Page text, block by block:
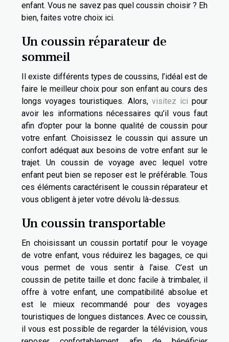
enfant. Vous ne savez pas quel coussin choisir ? Eh
bien, faites votre choix ici.
Un coussin réparateur de
sommeil
Il existe différents types de coussins, l’idéal est de
faire le meilleur choix pour son enfant au cours des
longs voyages touristiques. Alors, visitez ici pour
avoir les informations nécessaires qu’il vous faut
afin d’opter pour la bonne qualité de coussin pour
votre enfant. Choisissez le coussin qui assure un
confort adéquat aux besoins de votre enfant sur le
trajet. Un coussin de voyage avec lequel votre
enfant peut bien se reposer est le préférable. Tous
ces éléments caractérisent le coussin réparateur et
vous obligent à jeter votre dévolu là-dessus.
Un coussin transportable
En choisissant un coussin portatif pour le voyage
de votre enfant, vous réduirez les bagages, ce qui
vous permet de vous sentir à l’aise. C’est un
coussin de petite taille et donc facile à trimbaler, il
offre à votre enfant, une compatibilité absolue et
est le mieux recommandé pour des voyages
touristiques de longues distances. Avec ce coussin,
il vous est possible de regarder la télévision, vous